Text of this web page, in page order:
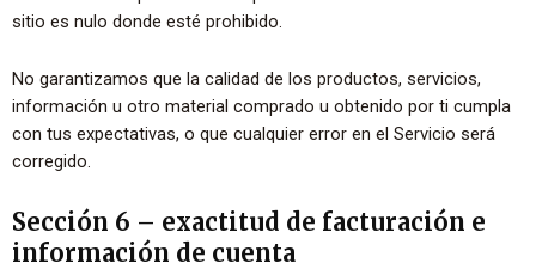
sitio es nulo donde esté prohibido.
No garantizamos que la calidad de los productos, servicios,
información u otro material comprado u obtenido por ti cumpla
con tus expectativas, o que cualquier error en el Servicio será
corregido.
Sección 6 – exactitud de facturación e
información de cuenta